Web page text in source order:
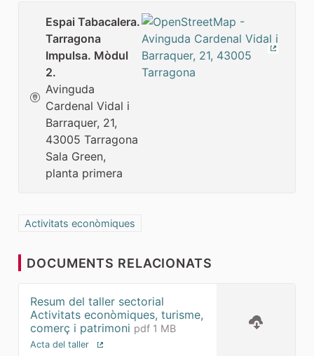
Espai Tabacalera.
Tarragona
Impulsa. Mòdul
2.
Avinguda
Cardenal Vidal i
Barraquer, 21,
43005 Tarragona
Sala Green,
planta primera
Resultats al filtrar per la categoria: Activitats econòmiques
Activitats econòmiques
DOCUMENTS RELACIONATS
Resum del taller sectorial
Activitats econòmiques, turisme,
comerç i patrimoni pdf 1 MB
Acta del taller